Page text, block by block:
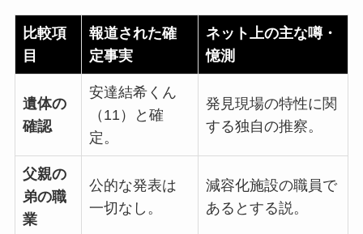
比較項
目
報道された確
定事実
ネット上の主な噂・
憶測
遺体の
確認
安達結希くん
（11）と確
定。
発見現場の特性に関
する独自の推察。
父親の
弟の職
業
公的な発表は
一切なし。
減容化施設の職員で
あるとする説。